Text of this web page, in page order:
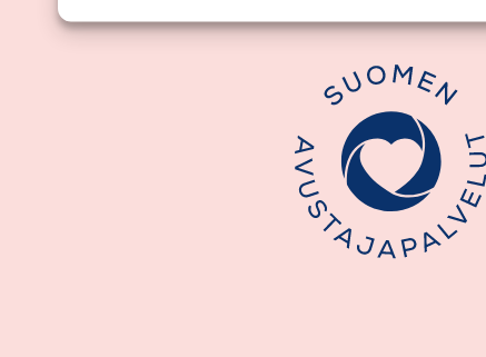
Tietojen yhdistäminen muista tietolähteistä
tietoihin, Eri laitteiden yhdistäminen toisiinsa,
tunnistaminen automaattisesti lähetettyjen
Tietoturva, väärinkäytösten